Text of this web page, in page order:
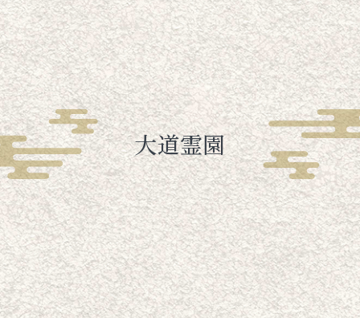
大道霊園